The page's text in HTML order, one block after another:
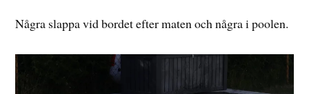
Några slappa vid bordet efter maten och några i poolen.